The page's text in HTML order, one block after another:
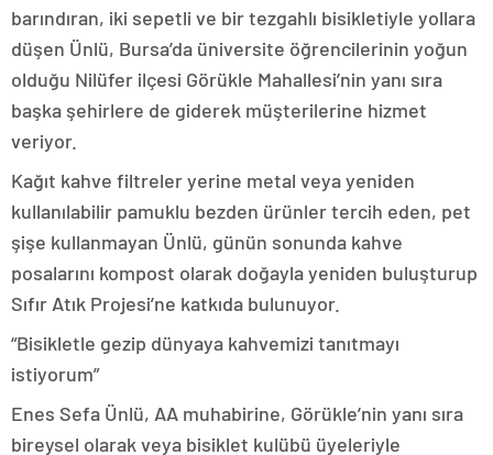
barındıran, iki sepetli ve bir tezgahlı bisikletiyle yollara
düşen Ünlü, Bursa’da üniversite öğrencilerinin yoğun
olduğu Nilüfer ilçesi Görükle Mahallesi’nin yanı sıra
başka şehirlere de giderek müşterilerine hizmet
veriyor.
Kağıt kahve filtreler yerine metal veya yeniden
kullanılabilir pamuklu bezden ürünler tercih eden, pet
şişe kullanmayan Ünlü, günün sonunda kahve
posalarını kompost olarak doğayla yeniden buluşturup
Sıfır Atık Projesi’ne katkıda bulunuyor.
“Bisikletle gezip dünyaya kahvemizi tanıtmayı
istiyorum”
Enes Sefa Ünlü, AA muhabirine, Görükle’nin yanı sıra
bireysel olarak veya bisiklet kulübü üyeleriyle